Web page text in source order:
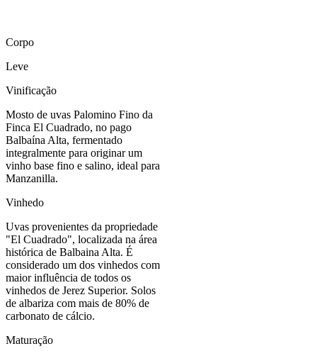
Corpo
Leve
Vinificação
Mosto de uvas Palomino Fino da
Finca El Cuadrado, no pago
Balbaína Alta, fermentado
integralmente para originar um
vinho base fino e salino, ideal para
Manzanilla.
Vinhedo
Uvas provenientes da propriedade
"El Cuadrado", localizada na área
histórica de Balbaina Alta. É
considerado um dos vinhedos com
maior influência de todos os
vinhedos de Jerez Superior. Solos
de albariza com mais de 80% de
carbonato de cálcio.
Maturação